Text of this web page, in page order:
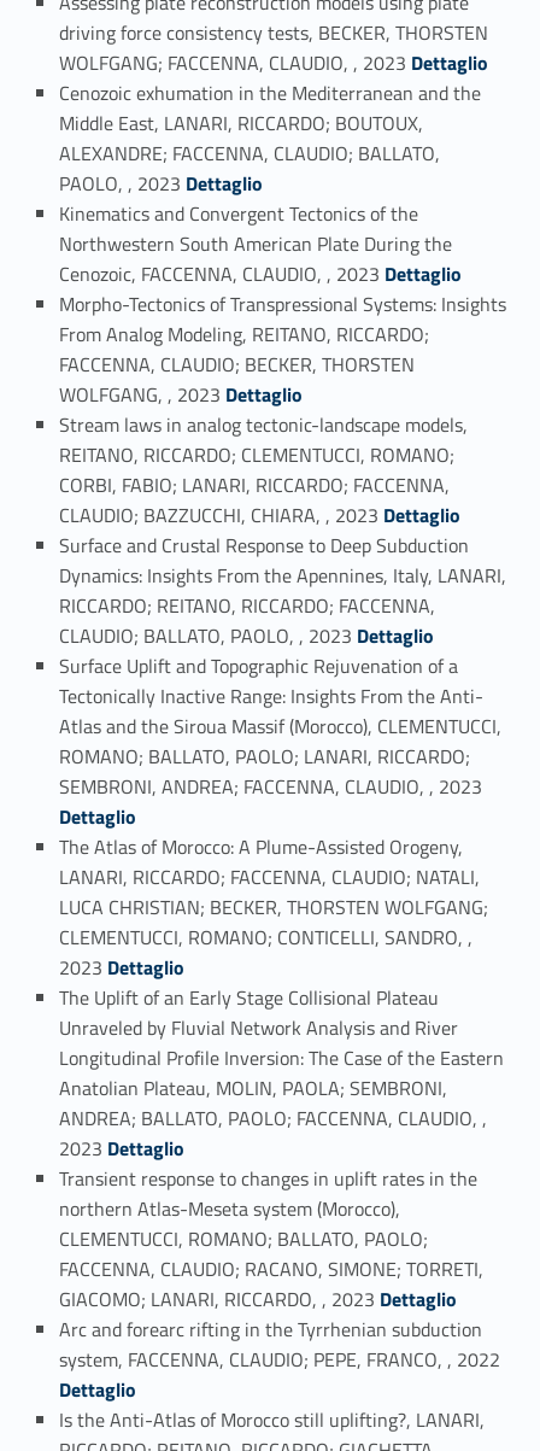
driving force consistency tests, BECKER, THORSTEN
WOLFGANG; FACCENNA, CLAUDIO, , 2023 Link identifier #identifier_person_120315-21
Dettaglio
Cenozoic exhumation in the Mediterranean and the
Middle East, LANARI, RICCARDO; BOUTOUX,
ALEXANDRE; FACCENNA, CLAUDIO; BALLATO,
PAOLO, , 2023 Link identifier #identifier_person_185319-22
Dettaglio
Kinematics and Convergent Tectonics of the
Northwestern South American Plate During the
Cenozoic, FACCENNA, CLAUDIO, , 2023 Link identifier #identifier_person_165118-23
Dettaglio
Morpho-Tectonics of Transpressional Systems: Insights
From Analog Modeling, REITANO, RICCARDO;
FACCENNA, CLAUDIO; BECKER, THORSTEN
WOLFGANG, , 2023 Link identifier #identifier_person_42470-24
Dettaglio
Stream laws in analog tectonic-landscape models,
REITANO, RICCARDO; CLEMENTUCCI, ROMANO;
CORBI, FABIO; LANARI, RICCARDO; FACCENNA,
CLAUDIO; BAZZUCCHI, CHIARA, , 2023 Link identifier #identifier_person_12920-25
Dettaglio
Surface and Crustal Response to Deep Subduction
Dynamics: Insights From the Apennines, Italy, LANARI,
RICCARDO; REITANO, RICCARDO; FACCENNA,
CLAUDIO; BALLATO, PAOLO, , 2023 Link identifier #identifier_person_15787-26
Dettaglio
Surface Uplift and Topographic Rejuvenation of a
Tectonically Inactive Range: Insights From the Anti-
Atlas and the Siroua Massif (Morocco), CLEMENTUCCI,
ROMANO; BALLATO, PAOLO; LANARI, RICCARDO;
SEMBRONI, ANDREA; FACCENNA, CLAUDIO, , 2023
Dettaglio
The Atlas of Morocco: A Plume-Assisted Orogeny,
LANARI, RICCARDO; FACCENNA, CLAUDIO; NATALI,
LUCA CHRISTIAN; BECKER, THORSTEN WOLFGANG;
CLEMENTUCCI, ROMANO; CONTICELLI, SANDRO, ,
2023 Link identifier #identifier_person_86124-28
Dettaglio
The Uplift of an Early Stage Collisional Plateau
Unraveled by Fluvial Network Analysis and River
Longitudinal Profile Inversion: The Case of the Eastern
Anatolian Plateau, MOLIN, PAOLA; SEMBRONI,
ANDREA; BALLATO, PAOLO; FACCENNA, CLAUDIO, ,
2023 Link identifier #identifier_person_60572-29
Dettaglio
Transient response to changes in uplift rates in the
northern Atlas-Meseta system (Morocco),
CLEMENTUCCI, ROMANO; BALLATO, PAOLO;
FACCENNA, CLAUDIO; RACANO, SIMONE; TORRETI,
GIACOMO; LANARI, RICCARDO, , 2023 Link identifier #identifier_person_163100-30
Dettaglio
Arc and forearc rifting in the Tyrrhenian subduction
system, FACCENNA, CLAUDIO; PEPE, FRANCO, , 2022
Dettaglio
Is the Anti-Atlas of Morocco still uplifting?, LANARI,